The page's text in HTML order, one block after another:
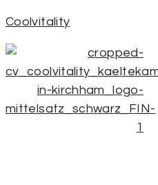
Coolvitality